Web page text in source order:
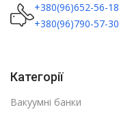
+380(96)652-56-18
+380(96)790-57-30
Категорії
Вакуумні банки